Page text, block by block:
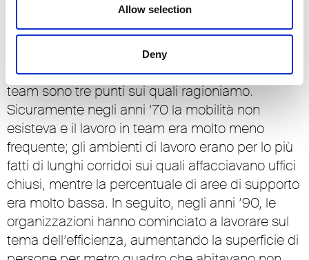
Allow selection
Deny
permettono di non occupare fisicamente un solo
posto di lavoro ed essere quindi molto più
decentrati rispetto al passato.
Il tema degli spazi, della mobilità e del lavoro in
team sono tre punti sui quali ragioniamo.
Sicuramente negli anni ’70 la mobilità non
esisteva e il lavoro in team era molto meno
frequente; gli ambienti di lavoro erano per lo più
fatti di lunghi corridoi sui quali affacciavano uffici
chiusi, mentre la percentuale di aree di supporto
era molto bassa. In seguito, negli anni ’90, le
organizzazioni hanno cominciato a lavorare sul
tema dell’efficienza, aumentando la superficie di